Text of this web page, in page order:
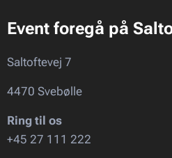
Event foregå på
Saltoftevej 7
4470 Svebølle
Ring til os
+45 27 111 222